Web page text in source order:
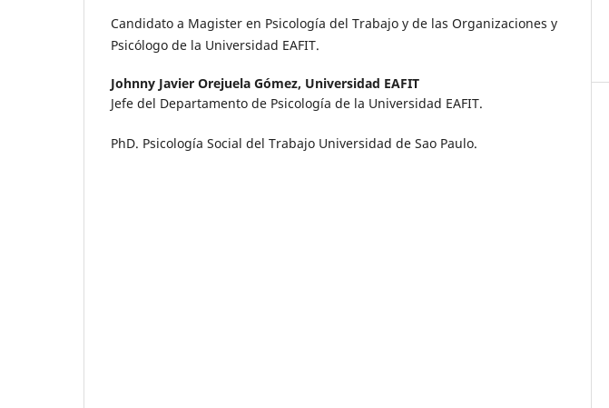
Candidato a Magister en Psicología del Trabajo y de las Organizaciones y
Psicólogo de la Universidad EAFIT.
Johnny Javier Orejuela Gómez, Universidad EAFIT
Jefe del Departamento de Psicología de la Universidad EAFIT.
PhD. Psicología Social del Trabajo Universidad de Sao Paulo.